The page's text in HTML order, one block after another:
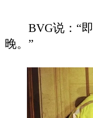
BVG说：“即
晚。”